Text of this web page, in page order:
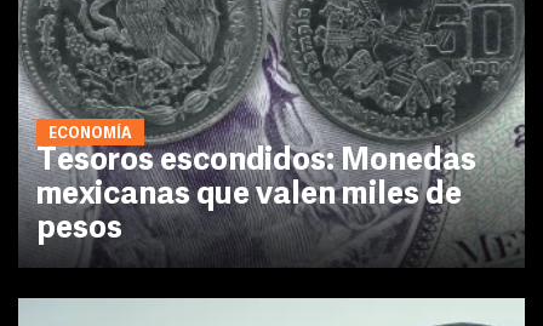
ECONOMÍA
Tesoros escondidos: Monedas
mexicanas que valen miles de
pesos